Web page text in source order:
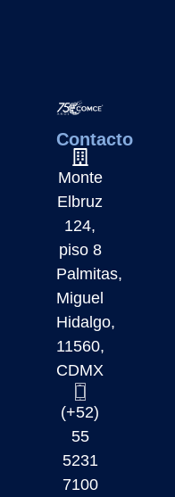
Contacto
Monte
Elbruz
124,
piso 8
Palmitas,
Miguel
Hidalgo,
11560,
CDMX
(+52)
55
5231
7100